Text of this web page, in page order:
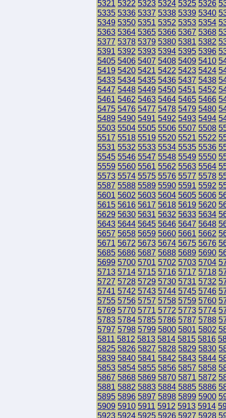
5321 5322 5323 5324 5325 5326
5335 5336 5337 5338 5339 5340
5349 5350 5351 5352 5353 5354
5363 5364 5365 5366 5367 5368
5377 5378 5379 5380 5381 5382
5391 5392 5393 5394 5395 5396
5405 5406 5407 5408 5409 5410
5419 5420 5421 5422 5423 5424
5433 5434 5435 5436 5437 5438
5447 5448 5449 5450 5451 5452
5461 5462 5463 5464 5465 5466
5475 5476 5477 5478 5479 5480
5489 5490 5491 5492 5493 5494
5503 5504 5505 5506 5507 5508
5517 5518 5519 5520 5521 5522
5531 5532 5533 5534 5535 5536
5545 5546 5547 5548 5549 5550
5559 5560 5561 5562 5563 5564
5573 5574 5575 5576 5577 5578
5587 5588 5589 5590 5591 5592
5601 5602 5603 5604 5605 5606
5615 5616 5617 5618 5619 5620
5629 5630 5631 5632 5633 5634
5643 5644 5645 5646 5647 5648
5657 5658 5659 5660 5661 5662
5671 5672 5673 5674 5675 5676
5685 5686 5687 5688 5689 5690
5699 5700 5701 5702 5703 5704
5713 5714 5715 5716 5717 5718
5727 5728 5729 5730 5731 5732
5741 5742 5743 5744 5745 5746
5755 5756 5757 5758 5759 5760
5769 5770 5771 5772 5773 5774
5783 5784 5785 5786 5787 5788
5797 5798 5799 5800 5801 5802
5811 5812 5813 5814 5815 5816
5825 5826 5827 5828 5829 5830
5839 5840 5841 5842 5843 5844
5853 5854 5855 5856 5857 5858
5867 5868 5869 5870 5871 5872
5881 5882 5883 5884 5885 5886
5895 5896 5897 5898 5899 5900
5909 5910 5911 5912 5913 5914
5923 5924 5925 5926 5927 5928